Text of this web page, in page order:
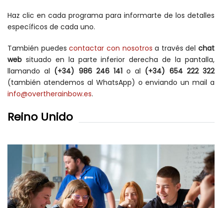
Haz clic en cada programa para informarte de los detalles
específicos de cada uno.
También puedescontactar con nosotrosa través del chat
web situado en la parte inferior derecha de la pantalla,
llamando al (+34) 986 246 141o al (+34) 654 222 322
(también atendemos al WhatsApp) o enviando un mail a
info@overtherainbow.es.
Reino Unido